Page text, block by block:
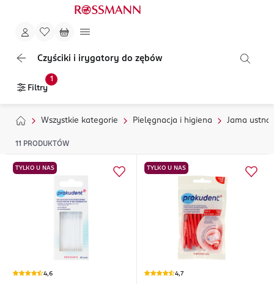
Czyściki i irygatory do zębów
Filtry
1
Wszystkie kategorie Pielęgnacja i higiena Jama ustna
11 PRODUKTÓW
TYLKO U NAS
4,6
TYLKO U NAS
4,7